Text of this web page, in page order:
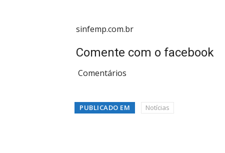
sinfemp.com.br
Comente com o facebook
Comentários
PUBLICADO EM Notícias